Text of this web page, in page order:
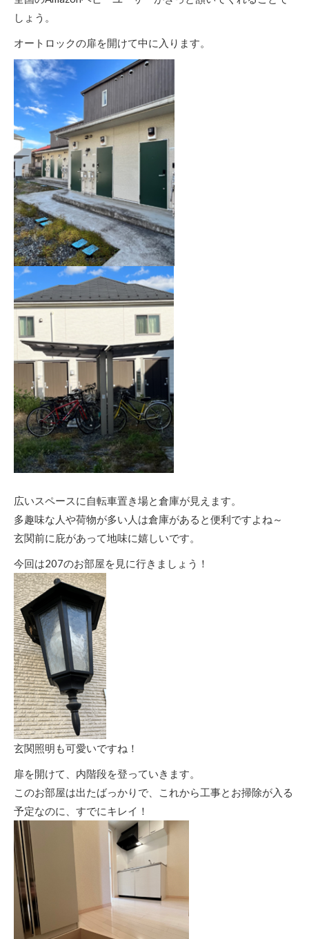
しょう。
オートロックの扉を開けて中に入ります。
広いスペースに自転車置き場と倉庫が見えます。
多趣味な人や荷物が多い人は倉庫があると便利ですよね～
玄関前に庇があって地味に嬉しいです。
今回は207のお部屋を見に行きましょう！
玄関照明も可愛いですね！
扉を開けて、内階段を登っていきます。
このお部屋は出たばっかりで、これから工事とお掃除が入る
予定なのに、すでにキレイ！